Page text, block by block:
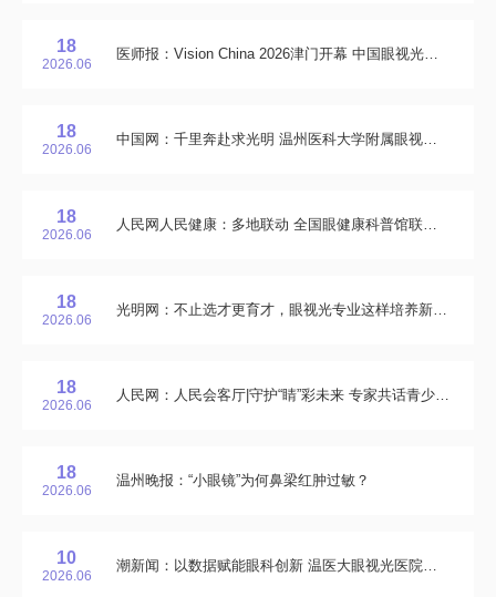
18
2026.06
医师报：Vision China 2026津门开幕 中国眼视光学科发展为世界设立新标准
18
2026.06
中国网：千里奔赴求光明 温州医科大学附属眼视光医院特色后巩膜加固术精准护眼底
18
2026.06
人民网人民健康：多地联动 全国眼健康科普馆联盟守护清晰“视”界
18
2026.06
光明网：不止选才更育才，眼视光专业这样培养新生代
18
2026.06
人民网：人民会客厅|守护“睛”彩未来 专家共话青少年近视防控
18
2026.06
温州晚报：“小眼镜”为何鼻梁红肿过敏？
10
2026.06
潮新闻：以数据赋能眼科创新 温医大眼视光医院签订数据合作协议